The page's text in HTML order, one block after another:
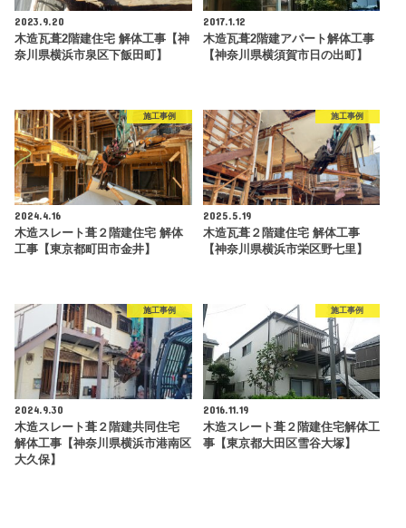
2023.9.20
木造瓦葺2階建住宅 解体工事【神
奈川県横浜市泉区下飯田町】
2017.1.12
木造瓦葺2階建アパート解体工事
【神奈川県横須賀市日の出町】
施工事例
2024.4.16
木造スレート葺２階建住宅 解体
工事【東京都町田市金井】
施工事例
2025.5.19
木造瓦葺２階建住宅 解体工事
【神奈川県横浜市栄区野七里】
施工事例
2024.9.30
木造スレート葺２階建共同住宅
解体工事【神奈川県横浜市港南区
大久保】
施工事例
2016.11.19
木造スレート葺２階建住宅解体工
事【東京都大田区雪谷大塚】